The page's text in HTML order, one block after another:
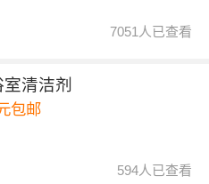
7051人已查看
清洁剂
包邮
594人已查看